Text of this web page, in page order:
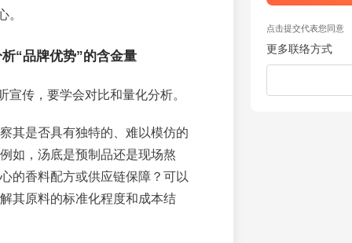
。
“品牌优势”的含金量
宣传，要学会对比和量化分析。
其是否具有独特的、难以模仿的
如，汤底是预制品还是现场熬
的香料配方或供应链保障？可以
其原料的标准化程度和成本结
点击提交代表您同意
更多联络方式